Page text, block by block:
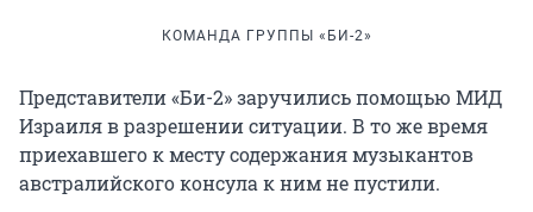
КОМАНДА ГРУППЫ «БИ-2»
Представители «Би-2» заручились помощью МИД
Израиля в разрешении ситуации. В то же время
приехавшего к месту содержания музыкантов
австралийского консула к ним не пустили.